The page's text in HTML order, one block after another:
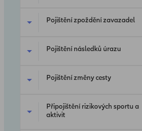
Pojištění zpoždění zavazadel
Pojištění následků úrazu
Pojištění změny cesty
Připojištění rizikových sportu a
aktivit